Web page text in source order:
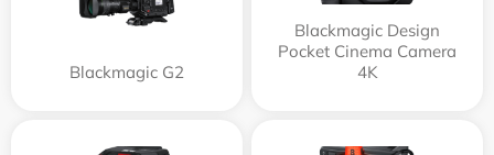
Blackmagic G2
Blackmagic Design
Pocket Cinema Camera
4K